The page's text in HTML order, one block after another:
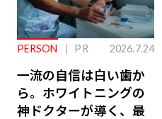
PERSON PR 2026.7.24
一流の自信は白い歯か
ら。ホワイトニングの
神ドクターが導く、最